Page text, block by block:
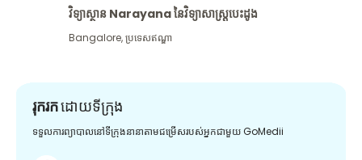
វិទ្យាស្ថាន Narayana នៃវិទ្យាសាស្រ្តបេះដូង
Bangalore,ប្រទេសឥណ្ឌា
រុករកដោយទីក្រុង
ទទួលការព្យាបាលនៅទីក្រុងនានាតាមជម្រើសរបស់អ្នកជាមួយ GoMedii